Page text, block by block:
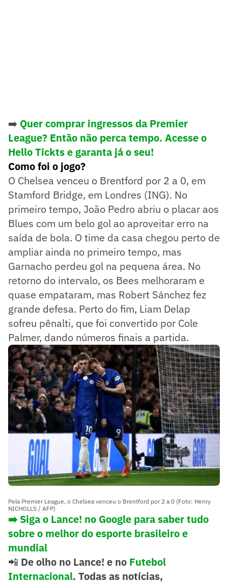
➡️ Quer comprar ingressos da Premier
League? Então não perca tempo. Acesse o
Hello Tickts e garanta já o seu!
Como foi o jogo?
O Chelsea venceu o Brentford por 2 a 0, em
Stamford Bridge, em Londres (ING). No
primeiro tempo, João Pedro abriu o placar aos
Blues com um belo gol ao aproveitar erro na
saída de bola. O time da casa chegou perto de
ampliar ainda no primeiro tempo, mas
Garnacho perdeu gol na pequena área. No
retorno do intervalo, os Bees melhoraram e
quase empataram, mas Robert Sánchez fez
grande defesa. Perto do fim, Liam Delap
sofreu pênalti, que foi convertido por Cole
Palmer, dando números finais a partida.
Pela Premier League, o Chelsea venceu o Brentford por 2 a 0 (Foto: Henry
NICHOLLS / AFP)
➡️ Siga o Lance! no Google para saber tudo
sobre o melhor do esporte brasileiro e
mundial
📲 De olho no Lance! e no Futebol
Internacional. Todas as notícias,